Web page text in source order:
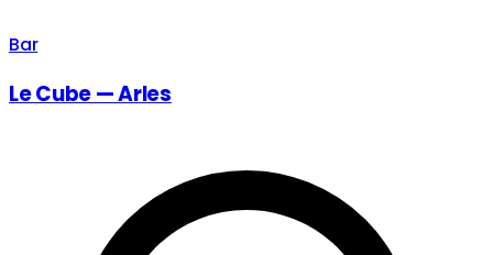
Bar
Le Cube — Arles